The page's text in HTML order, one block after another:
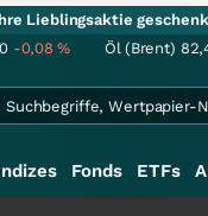
Lieblingsaktie
-0,08% Öl (Brent)
Fonds ETFs